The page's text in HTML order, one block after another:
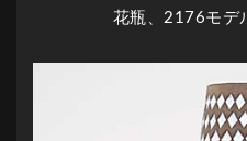
花瓶、2176モデ